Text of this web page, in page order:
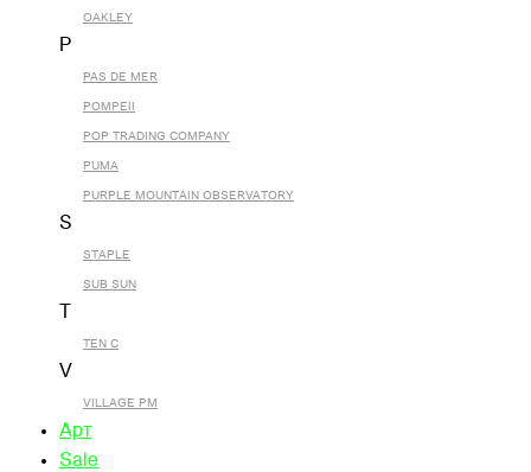
OAKLEY
P
PAS DE MER
POMPEII
POP TRADING COMPANY
PUMA
PURPLE MOUNTAIN OBSERVATORY
S
STAPLE
SUB SUN
TEN C
V
VILLAGE PM
Арт
Sale